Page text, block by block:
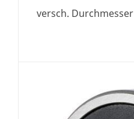
versch. Durchmesser